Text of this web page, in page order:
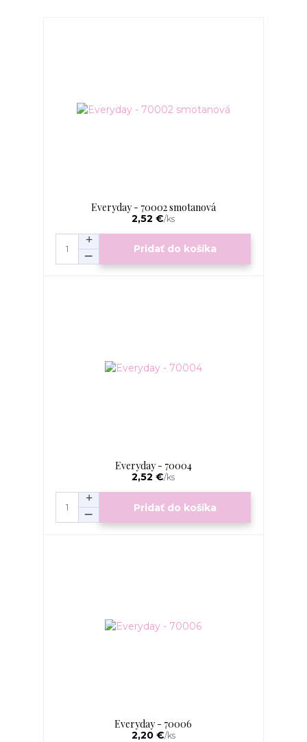
Everyday - 70002 smotanová
2,52 €/ks
Pridať do košíka
Everyday - 70004
2,52 €/ks
Pridať do košíka
Everyday - 70006
2,20 €/ks